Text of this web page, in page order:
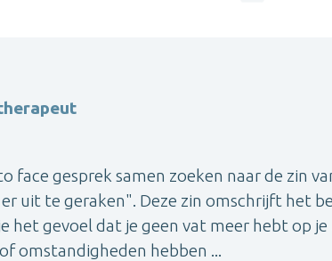
face gesprek samen zoeken naar de zin
uit te geraken". Deze zin omschrijft het
het gevoel dat je geen vat meer hebt op je
omstandigheden hebben ...